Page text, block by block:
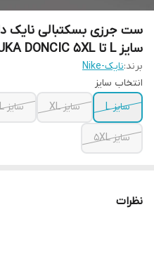
سایز L تا NIKE DALLAS 77 LUKA DONCIC 5XL
برند:نایک-Nike
انتخاب سایز
سایز L
سایز XL سایز 2XL
سایز 5XL
نظرات